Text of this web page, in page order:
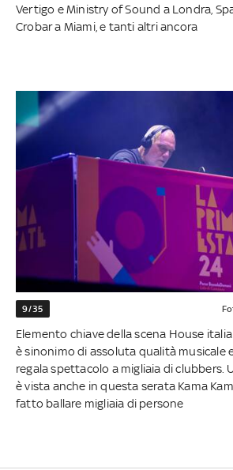
Vertigo e Ministry of Sound a Londra,
Crobar a Miami, e tanti altri ancora
9/35
Elemento chiave della scena House
è sinonimo di assoluta qualità musicale
regala spettacolo a migliaia di clubbers.
è vista anche in questa serata Kama
fatto ballare migliaia di persone